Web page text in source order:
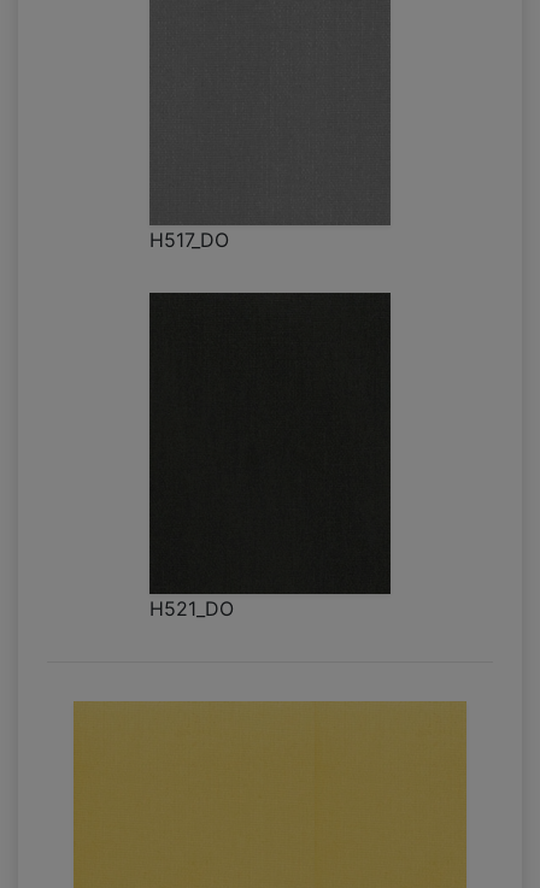
H517_DO
H521_DO